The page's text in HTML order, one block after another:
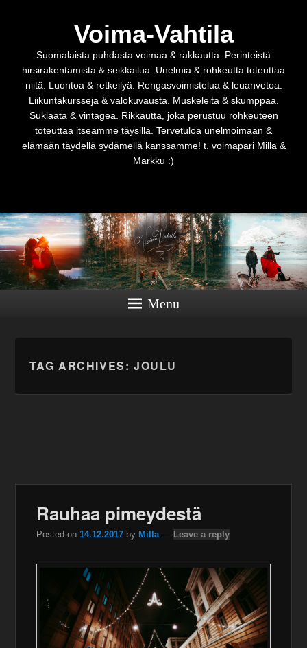
Voima-Vahtila
Suomalaista puhdasta voimaa & rakkautta. Perinteistä
hirsirakentamista & seikkailua. Unelmia & rohkeutta toteuttaa
niitä. Luontoa & retkeilyä. Rengasvoimistelua & leuanvetoa.
Liikuntakursseja & valokuvausta. Muskeleita & skumppaa.
Suklaata & vintagea. Rikkautta, joka perustuu rohkeuteen
toteuttaa itseämme täysillä. Tervetuloa unelmoimaan &
elämään täydellä sydämellä kanssamme! t. voimapari Milla &
Markku :)
Menu
TAG ARCHIVES: JOULU
Rauhaa pimeydestä
Posted on 14.12.2017 by Milla — Leave a reply